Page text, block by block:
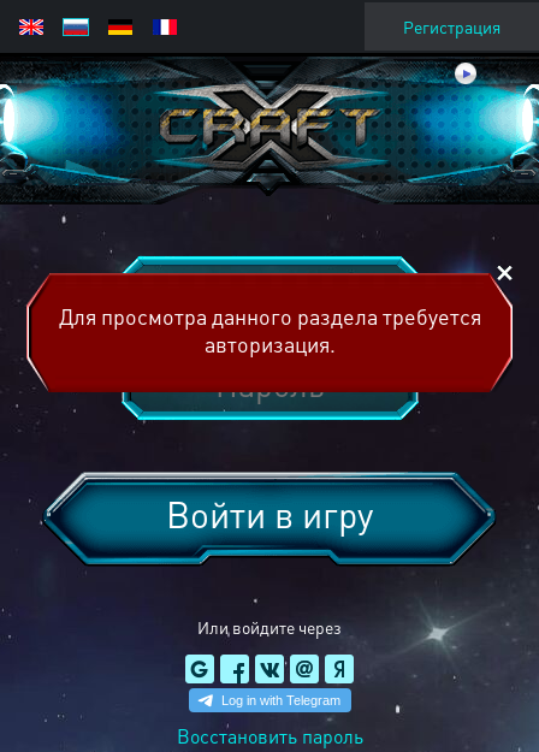
Регистрация
Или войдите через
Войти в игру
Восстановить пароль
Для просмотра данного раздела требуется
авторизация.